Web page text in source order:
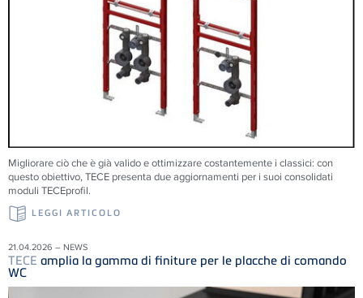
Migliorare ciò che è già valido e ottimizzare costantemente i classici: con
questo obiettivo, TECE presenta due aggiornamenti per i suoi consolidati
moduli TECEprofil.
LEGGI ARTICOLO
21.04.2026 – NEWS
TECE amplia la gamma di finiture per le placche di comando
WC